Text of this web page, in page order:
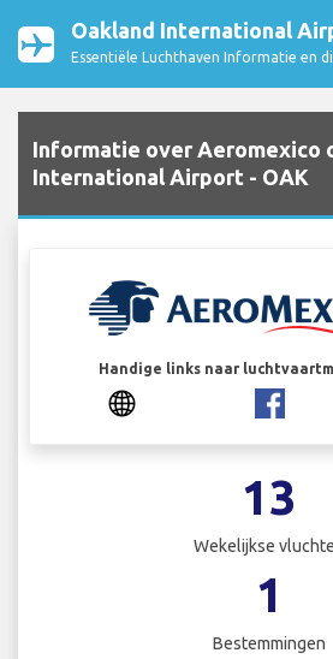
Oakland International
Essentiële Luchthaven Informatie en
Informatie over Aeromexico
International Airport - OAK
Handige links naar
13
Wekelijkse
1
Bestemmingen